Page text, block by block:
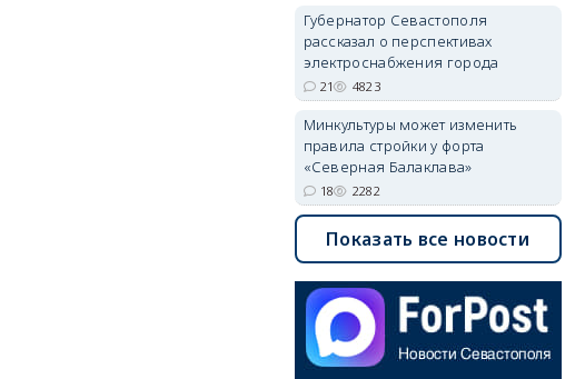
Губернатор Севастополя
рассказал о перспективах
электроснабжения города
21 4823
Минкультуры может изменить
правила стройки у форта
«Северная Балаклава»
18 2282
Показать все новости